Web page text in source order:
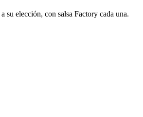
su elección, con salsa Factory cada una.